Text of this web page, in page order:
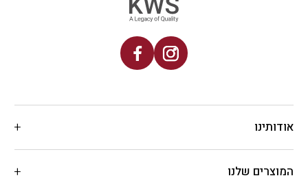
אודותינו
המוצרים שלנו